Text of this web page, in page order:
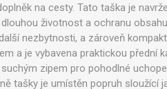
na cesty. Tato taška je
životnost a ochranu obsahu
nezbytnosti, a zároveň
a je vybavena praktickou přední
zipem pro pohodlné
tašky je umístěn popruh sloužící